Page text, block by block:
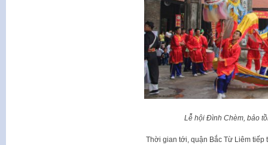
Lễ hội Đình Chèm, bảo
Thời gian tới, quận Bắc Từ Liêm tiếp